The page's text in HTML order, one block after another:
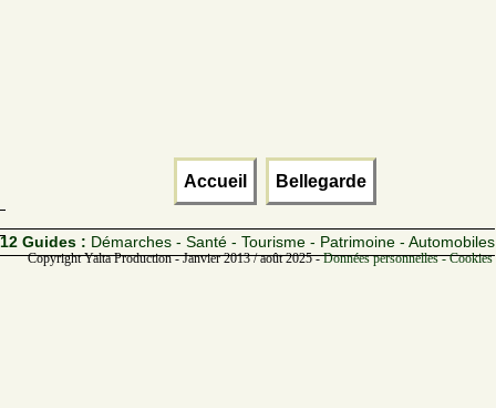
Accueil Bellegarde
12 Guides : Démarches - Santé - Tourisme - Patrimoine - Automobiles
Copyright Yalta Production - Janvier 2013 / août 2025 -Données personnelles -